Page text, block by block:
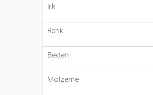
Irk
Renk
Beden
Malzeme